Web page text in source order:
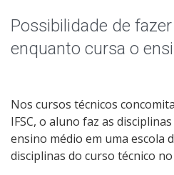
Educação a Distância
Todos os cursos
Possibilidade de
enquanto cursa o
Nos cursos técnicos
IFSC, o aluno faz as
ensino médio em uma escola
disciplinas do curso técnico no